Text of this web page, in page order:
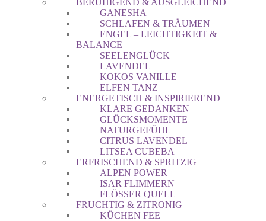
BERUHIGEND & AUSGLEICHEND
GANESHA
SCHLAFEN & TRÄUMEN
ENGEL – LEICHTIGKEIT &
BALANCE
SEELENGLÜCK
LAVENDEL
KOKOS VANILLE
ELFEN TANZ
ENERGETISCH & INSPIRIEREND
KLARE GEDANKEN
GLÜCKSMOMENTE
NATURGEFÜHL
CITRUS LAVENDEL
LITSEA CUBEBA
ERFRISCHEND & SPRITZIG
ALPEN POWER
ISAR FLIMMERN
FLÖSSER QUELL
FRUCHTIG & ZITRONIG
KÜCHEN FEE